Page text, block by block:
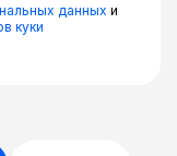
данных и
куки